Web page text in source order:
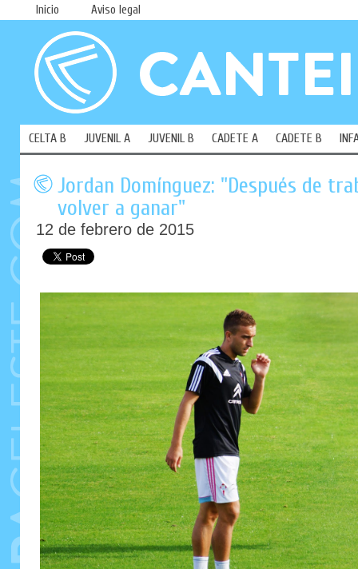
Inicio Aviso legal
CELTA B JUVENIL A JUVENIL B CADETE A CADETE B
Jordan Domínguez: "Después de
volver a ganar"
12 de febrero de 2015